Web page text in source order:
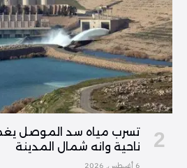
تسرب مياه سد الموصل
ناحية وانه شمال المدينة
6 أغسطس, 2026